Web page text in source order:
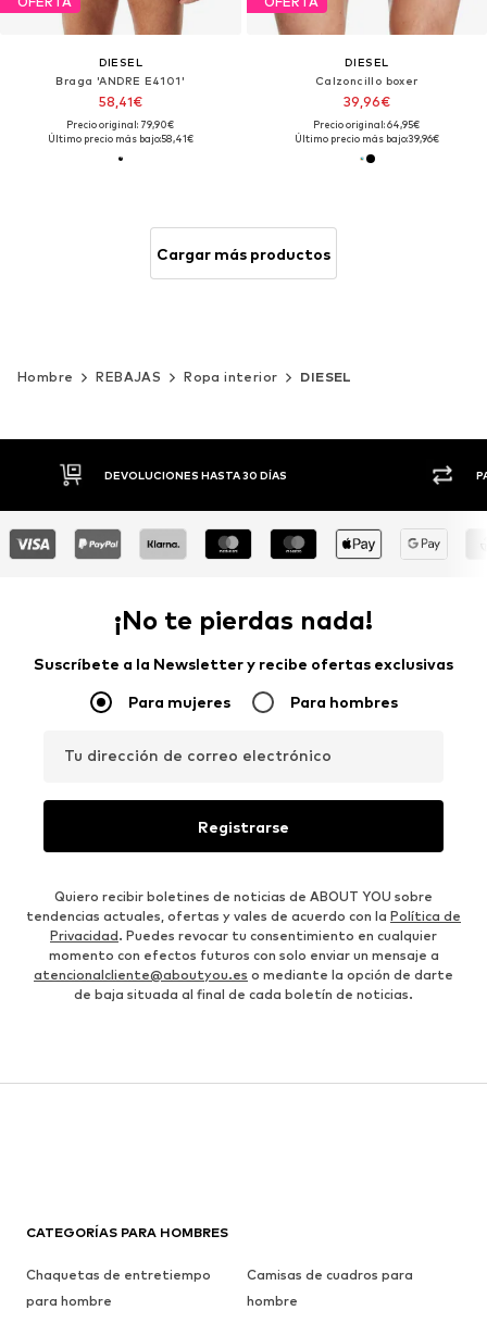
DIESEL
Braga 'ANDRE E4101'
58,41€
Precio original: 79,90€
Último precio más bajo:58,41€
DIESEL
Calzoncillo boxer
39,96€
Precio original: 64,95€
Último precio más bajo:39,96€
Cargar más productos
Hombre REBAJAS Ropa interior DIESEL
DEVOLUCIONES HASTA 30 DÍAS
¡No te pierdas nada!
Suscríbete a la Newsletter y recibe ofertas exclusivas
Para mujeres Para hombres
Tu dirección de correo electrónico
Registrarse
Quiero recibir boletines de noticias de ABOUT YOU sobre
tendencias actuales, ofertas y vales de acuerdo con la Política de
Privacidad. Puedes revocar tu consentimiento en cualquier
momento con efectos futuros con solo enviar un mensaje a
atencionalcliente@aboutyou.es o mediante la opción de darte
de baja situada al final de cada boletín de noticias.
CATEGORÍAS PARA HOMBRES
Chaquetas de entretiempo
para hombre
Camisas de cuadros para
hombre